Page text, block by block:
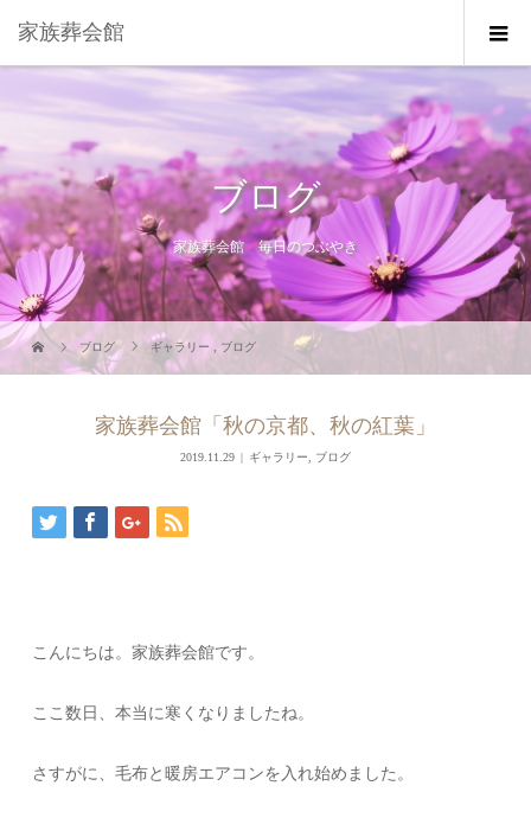
家族葬会館
ブログ
家族葬会館 毎日のつぶやき
ブログ ギャラリー ブログ
家族葬会館「秋の京都、秋の紅葉」
2019.11.29 ギャラリー, ブログ
こんにちは。家族葬会館です。
ここ数日、本当に寒くなりましたね。
さすがに、毛布と暖房エアコンを入れ始めました。